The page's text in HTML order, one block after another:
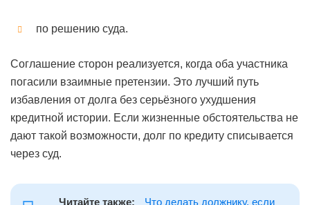
по решению суда.
Соглашение сторон реализуется, когда оба участника
погасили взаимные претензии. Это лучший путь
избавления от долга без серьёзного ухудшения
кредитной истории. Если жизненные обстоятельства не
дают такой возможности, долг по кредиту списывается
через суд.
Читайте также:
Что делать должнику, если